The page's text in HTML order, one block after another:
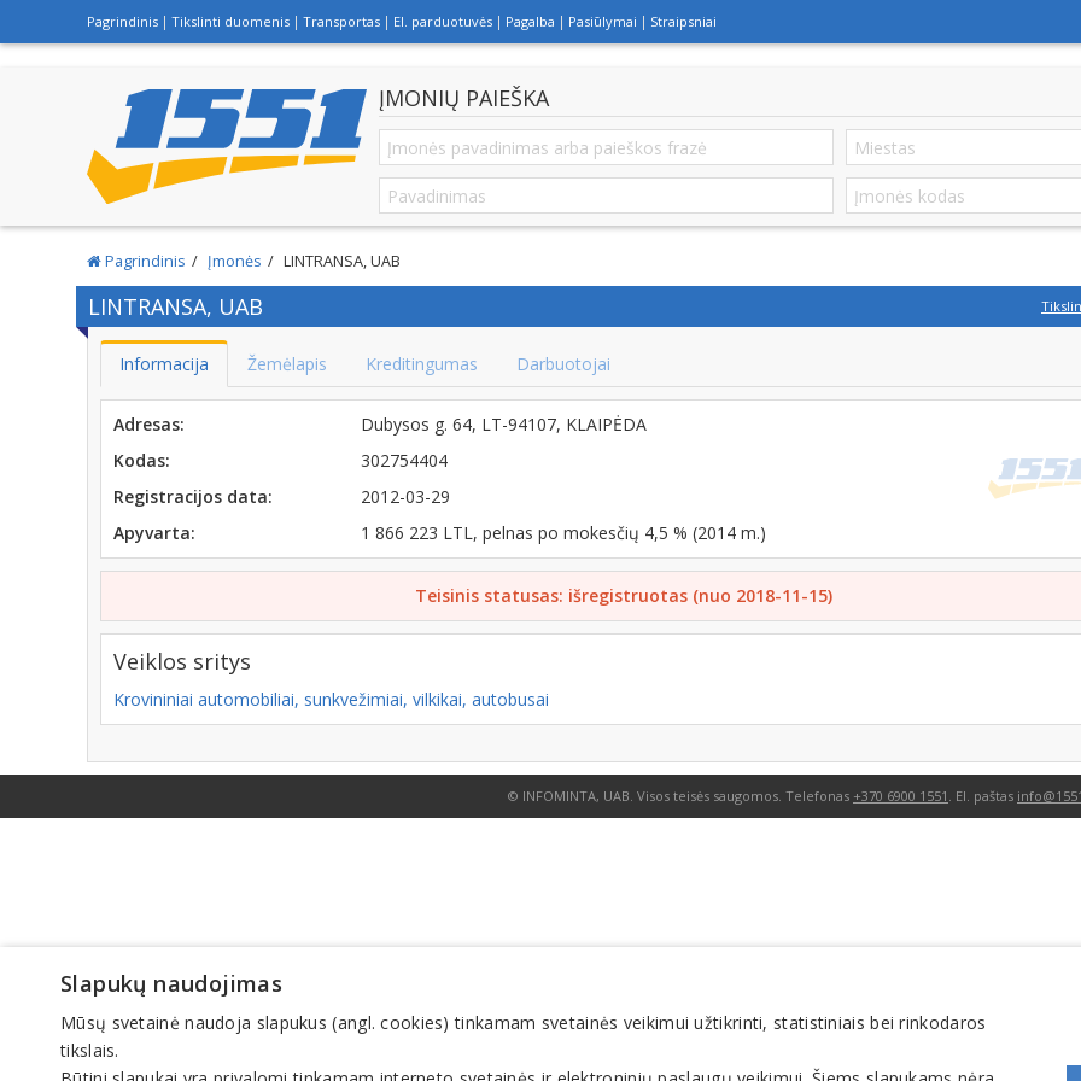
Pagrindinis Tikslinti duomenis Transportas El. parduotuvės Pagalba Pasiūlymai Straipsniai
ĮMONIŲ PAIEŠKA
Pagrindinis Įmonės LINTRANSA, UAB
LINTRANSA, UAB
Informacija Žemėlapis Kreditingumas Darbuotojai
Adresas:
Dubysos g. 64, LT-94107, KLAIPĖDA
Kodas:
302754404
Registracijos data:
2012-03-29
Apyvarta:
1 866 223 LTL, pelnas po mokesčių 4,5 % (2014 m.)
Teisinis statusas: išregistruotas (nuo 2018-11-15)
Veiklos sritys
Krovininiai automobiliai, sunkvežimiai, vilkikai, autobusai
© INFOMINTA, UAB. Visos teisės saugomos. Telefonas +370 6900 1551 . El. paštas
Slapukų naudojimas
Mūsų svetainė naudoja slapukus (angl. cookies) tinkamam svetainės veikimui užtikrinti, statistiniais bei rinkodaros
tikslais.